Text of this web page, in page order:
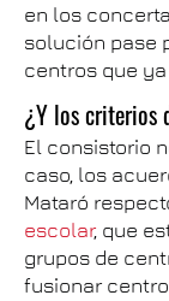
en los
solución pase
centros que
¿Y los criterios
El consistorio
caso, los
Mataró
escolar, que
grupos de
fusionar